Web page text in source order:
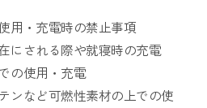
用・充電時の禁止事項
にされる際や就寝時の充電
の使用・充電
ンなど可燃性素材の上での使